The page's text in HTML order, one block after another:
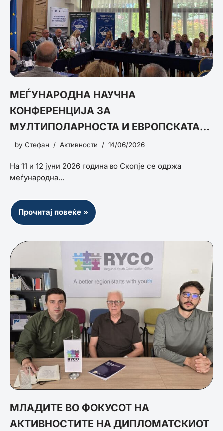
МЕЃУНАРОДНА НАУЧНА
КОНФЕРЕНЦИЈА ЗА
МУЛТИПОЛАРНОСТА И ЕВРОПСКАТА
БЕЗБЕДНОСТ
by Стефан Активности 14/06/2026
На 11 и 12 јуни 2026 година во Скопје се одржа
меѓународна…
Прочитај повеќе »
МЛАДИТЕ ВО ФОКУСОТ НА
АКТИВНОСТИТЕ НА ДИПЛОМАТСКИОТ